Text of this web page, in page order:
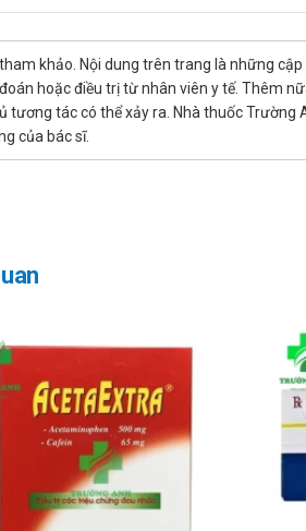
gần nhất.
khảo. Nội dung trên trang là những
hoặc điều trị từ nhân viên y tế. Thêm
tác có thể xảy ra. Nhà thuốc Trường
của bác sĩ.